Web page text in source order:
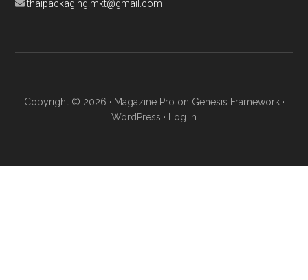
thaipackaging.mkt@gmail.com
Copyright © 2026 · Magazine Pro on Genesis Framework·
WordPress · Log in